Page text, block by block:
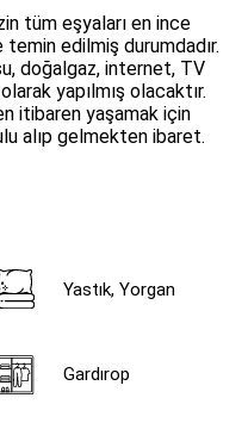
tüm eşyaları en ince
temin edilmiş durumdadır.
doğalgaz, internet, TV
yapılmış olacaktır.
itibaren yaşamak için
alıp gelmekten ibaret.
Yastık, Yorgan
Gardırop